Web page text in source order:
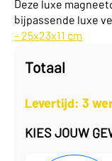
Deze luxe
bijpassende luxe
– 25x23x11 cm
Totaal
Levertijd: 3
KIES JOUW